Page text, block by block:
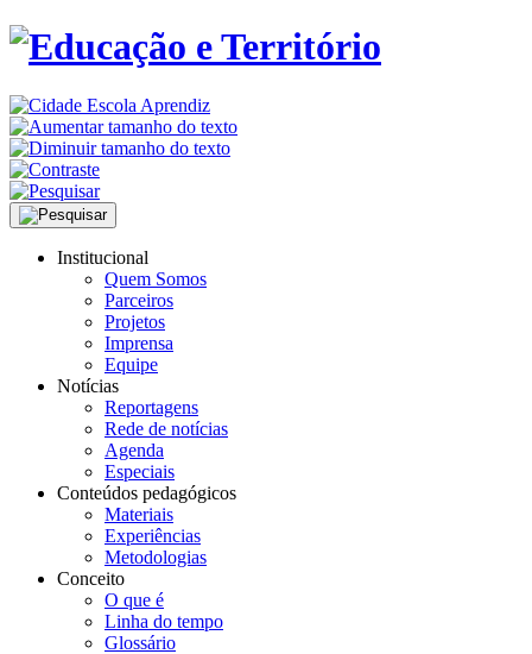
Institucional
Quem Somos
Parceiros
Projetos
Imprensa
Equipe
Notícias
Reportagens
Rede de notícias
Agenda
Especiais
Conteúdos pedagógicos
Materiais
Experiências
Metodologias
Conceito
O que é
Linha do tempo
Glossário